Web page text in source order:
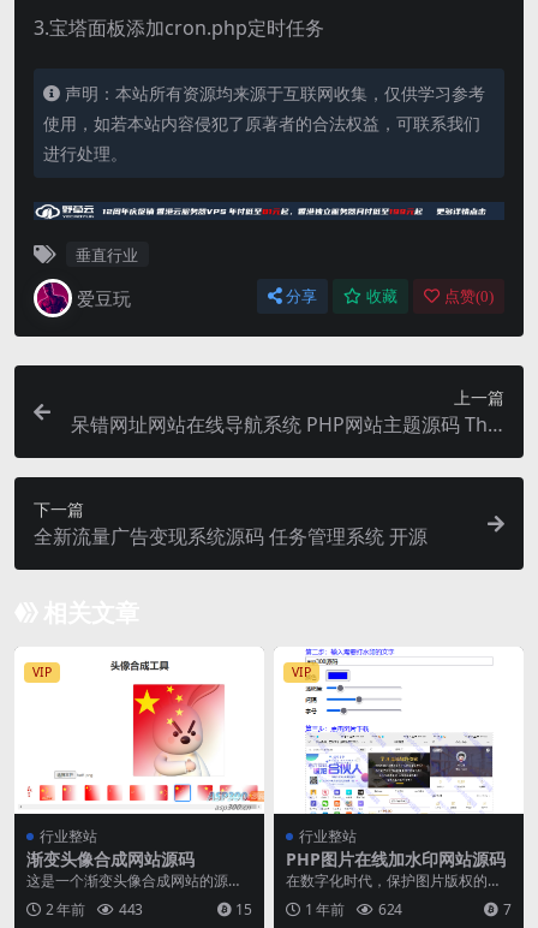
3.宝塔面板添加cron.php定时任务
声明：本站所有资源均来源于互联网收集，仅供学习参考
使用，如若本站内容侵犯了原著者的合法权益，可联系我们
进行处理。
垂直行业
爱豆玩 分享 收藏 点赞(0)
上一篇
呆错网址网站在线导航系统 PHP网站主题源码 Thin
kPHP+Sqlite3
下一篇
全新流量广告变现系统源码 任务管理系统 开源
VIP
行业整站
渐变头像合成网站源码
这是一个渐变头像合成网站的源码
介绍，网站的操作简单便捷，用户
只需上传自己的头像，...
2 年前 443 15
VIP
行业整站
PHP图片在线加水印网站源码
在数字化时代，保护图片版权的重
要性愈发凸显。为此，我们推出了
一款专门用于给图片加...
1 年前 624 7